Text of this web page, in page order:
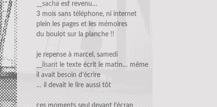
__sacha est revenu…
3 mois sans téléphone, ni internet
plein les pages et les mémoires
du boulot sur la planche !!
je repense à marcel, samedi
__lisant le texte écrit le matin… même
il avait besoin d’écrire
… il devait le lire aussi tôt
ces moments seul devant l’écran